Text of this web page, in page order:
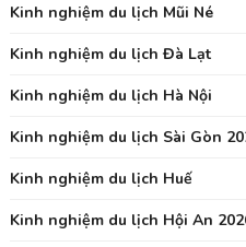
Kinh nghiệm du lịch Mũi Né
Kinh nghiệm du lịch Đà Lạt
Kinh nghiệm du lịch Hà Nội
Kinh nghiệm du lịch Sài Gòn
Kinh nghiệm du lịch Huế
Kinh nghiệm du lịch Hội An